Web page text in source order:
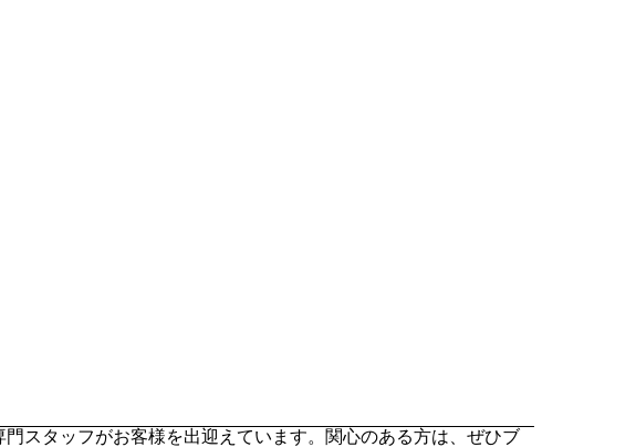
スタッフがお客様を出迎えています。関心のある方は、ぜひブ